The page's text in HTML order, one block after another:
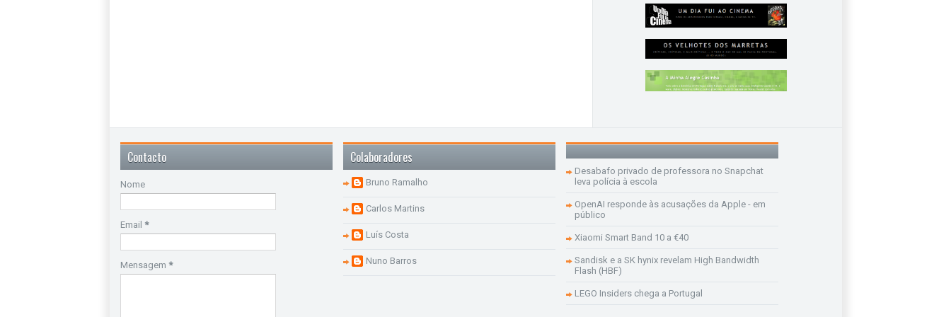
Contacto
Nome
Email *
Mensagem *
Colaboradores
Bruno Ramalho
Carlos Martins
Luís Costa
Nuno Barros
Desabafo privado de professora no Snapchat
leva polícia à escola
OpenAI responde às acusações da Apple - em
público
Xiaomi Smart Band 10 a €40
Sandisk e a SK hynix revelam High Bandwidth
Flash (HBF)
LEGO Insiders chega a Portugal